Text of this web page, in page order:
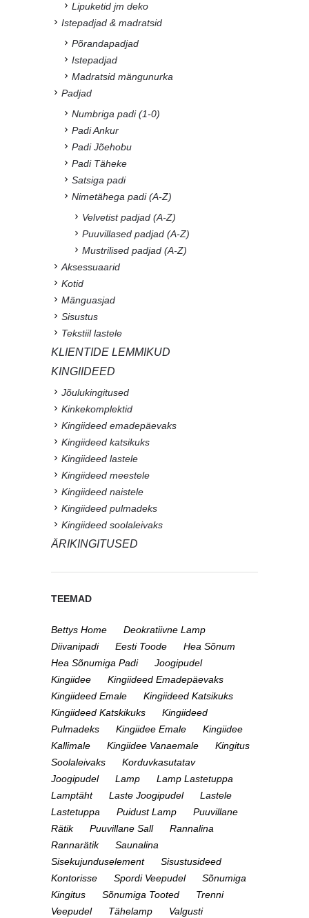
Lipuketid jm deko
Istepadjad & madratsid
Põrandapadjad
Istepadjad
Madratsid mängunurka
Padjad
Numbriga padi (1-0)
Padi Ankur
Padi Jõehobu
Padi Täheke
Satsiga padi
Nimetähega padi (A-Z)
Velvetist padjad (A-Z)
Puuvillased padjad (A-Z)
Mustrilised padjad (A-Z)
Aksessuaarid
Kotid
Mänguasjad
Sisustus
Tekstiil lastele
KLIENTIDE LEMMIKUD
KINGIIDEED
Jõulukingitused
Kinkekomplektid
Kingiideed emadepäevaks
Kingiideed katsikuks
Kingiideed lastele
Kingiideed meestele
Kingiideed naistele
Kingiideed pulmadeks
Kingiideed soolaleivaks
ÄRIKINGITUSED
TEEMAD
Bettys Home
Deokratiivne Lamp
Diivanipadi
Eesti Toode
Hea Sõnum
Hea Sõnumiga Padi
Joogipudel
Kingiidee
Kingiideed Emadepäevaks
Kingiideed Emale
Kingiideed Katsikuks
Kingiideed Katskikuks
Kingiideed
Pulmadeks
Kingiidee Emale
Kingiidee
Kallimale
Kingiidee Vanaemale
Kingitus
Soolaleivaks
Korduvkasutatav
Joogipudel
Lamp
Lamp Lastetuppa
Lamptäht
Laste Joogipudel
Lastele
Lastetuppa
Puidust Lamp
Puuvillane
Rätik
Puuvillane Sall
Rannalina
Rannarätik
Saunalina
Sisekujunduselement
Sisustusideed
Kontorisse
Spordi Veepudel
Sõnumiga
Kingitus
Sõnumiga Tooted
Trenni
Veepudel
Tähelamp
Valgusti